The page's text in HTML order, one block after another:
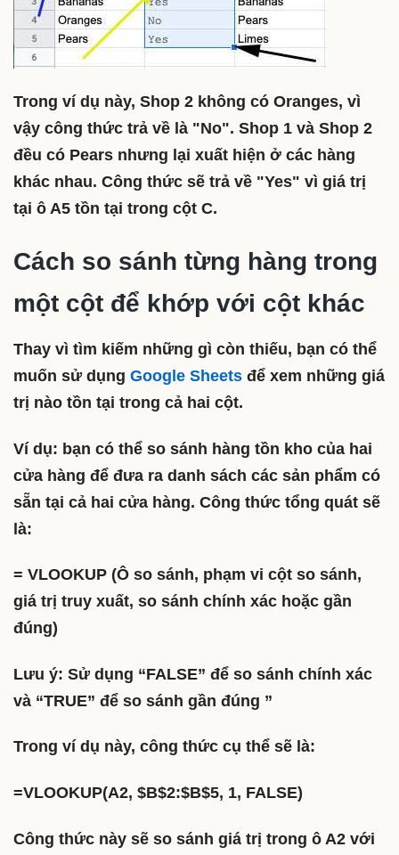
Trong ví dụ này, Shop 2 không có Oranges, vì
vậy công thức trả về là "No". Shop 1 và Shop 2
đều có Pears nhưng lại xuất hiện ở các hàng
khác nhau. Công thức sẽ trả về "Yes" vì giá trị
tại ô A5 tồn tại trong cột C.
Cách so sánh từng hàng trong
một cột để khớp với cột khác
Thay vì tìm kiếm những gì còn thiếu, bạn có thể
muốn sử dụng Google Sheets để xem những giá
trị nào tồn tại trong cả hai cột.
Ví dụ: bạn có thể so sánh hàng tồn kho của hai
cửa hàng để đưa ra danh sách các sản phẩm có
sẵn tại cả hai cửa hàng. Công thức tổng quát sẽ
là:
= VLOOKUP (Ô so sánh, phạm vi cột so sánh,
giá trị truy xuất, so sánh chính xác hoặc gần
đúng)
Lưu ý: Sử dụng “FALSE” để so sánh chính xác
và “TRUE” để so sánh gần đúng ”
Trong ví dụ này, công thức cụ thể sẽ là:
=VLOOKUP(A2, $B$2:$B$5, 1, FALSE)
Công thức này sẽ so sánh giá trị trong ô A2 với